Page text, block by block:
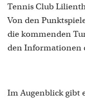
Tennis Club
Von den
die kommenden
den Informationen
Im Augenblick gibt